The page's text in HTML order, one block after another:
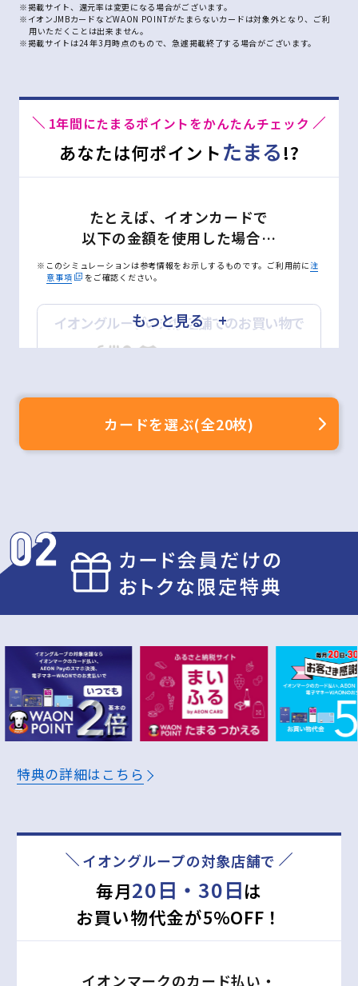
対象店舗(一例)
詳しくはこちら
※掲載サイト、還元率は変更になる場合がございます。
※イオンJMBカードなどWAON POINTがたまらないカードは対象外となり、ご利
用いただくことは出来ません。
※掲載サイトは24年3月時点のもので、急遽掲載終了する場合がございます。
1年間にたまるポイントをかんたんチェック
あなたは何ポイントたまる!?
たとえば、イオンカードで
以下の金額を使用した場合…
※このシミュレーションは参考情報をお示しするものです。ご利用前に注
意事項
をご確認ください。
イオングループの対象店舗でのお買い物で
※200円(税込)＝2WAON POINT(基本の2倍)
ネットショッピングで
月 万円
ふるさと納税で(まいふる)
※200円(税込)＝2WAON POINT(基本の2倍)
※シミュレーション結果は、あくまでも目安であり実際の付与ポ
イントと異なる場合があります。
詳しくシミュレーションしたい方はこちら
もっと見る +
カードを選ぶ(全20枚)
特典の詳細はこちら
イオングループの対象店舗で
毎月20日・30日は
お買い物代金が5%OFF！
イオンマークのカード払い・